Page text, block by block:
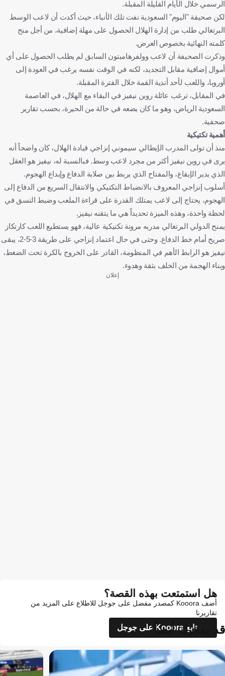
الرسمي خلال الأيام القليلة المقبلة.
لكن صحيفة "اليوم" السعودية نفت تلك الأنباء، حيث أكدت أن لاعب الوسط
البرتغالي طلب من إدارة الهلال الحصول على مهلة إضافية، من أجل منح
كلمته النهائية بخصوص العرض.
وذكرت الصحيفة أن لاعب وولفرهامبتون السابق لم يطلب الحصول على أي
أموال إضافية مقابل التجديد، لكنه في الوقت نفسه يرغب في العودة إلى
أوروبا، واللعب لأحد أندية القمة خلال الفترة المقبلة.
في المقابل، ترغب عائلة روبن نيفيز في البقاء مع الهلال، في العاصمة
السعودية الرياض، وهو ما كان يضعه في حالة من الحيرة، بحسب تقارير
صحفية.
أهمية تكتيكية
منذ أن تولى المدرب الإيطالي سيموني إنزاجي قيادة الهلال، كان واضحاً أنه
يرى في روبن نيفيز أكثر من مجرد لاعب وسط. فبالنسبة له، نيفيز هو العقل
الذي يدير الإيقاع، والمفتاح الذي يربط بين صلابة الدفاع وإبداع الهجوم.
أسلوب إنزاجي المعروف بالانضباط التكتيكي والانتقال السريع من الدفاع إلى
الهجوم، يحتاج إلى لاعب يمتلك القدرة على قراءة الملعب وضبط النسق في
لحظة واحدة، وهذه الميزة تحديداً هي ما يتقنه نيفيز.
يمنح الدولي البرتغالي مدربه مرونة تكتيكية عالية، فهو يستطيع اللعب كارتكاز
صريح أمام خط الدفاع. وحتى في حال اعتماد إنزاجي على طريقة 3-5-2، يبقى
نيفيز هو الرابط الأهم في المنظومة، القادر على الخروج بالكرة تحت الضغط،
وبناء الهجمة من الخلف بثقة وهدوء.
إعلان
هل استمتعت بهذه القصة؟
أضف Kooora كمصدر مفضل على جوجل للاطلاع على المزيد من
تقاريرنا
تابع Kooora على جوجل
قد يعجبك أيضاً